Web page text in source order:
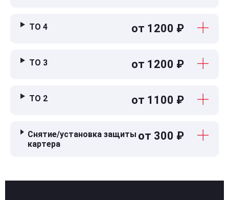
ТО 4 от 1200 ₽
ТО 3 от 1200 ₽
ТО 2 от 1100 ₽
Снятие/установка защиты
картера
от 300 ₽